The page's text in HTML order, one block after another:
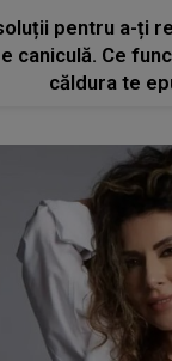
pentru a-ți
caniculă. Ce
căldura te